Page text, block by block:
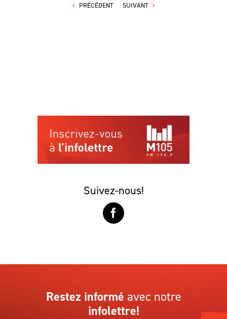
PRÉCÉDENT SUIVANT
Suivez-nous!
Restez informé avec notre
infolettre!